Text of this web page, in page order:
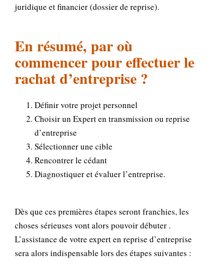
juridique et financier (dossier de reprise).
En résumé, par où
commencer pour effectuer le
rachat d’entreprise ?
Définir votre projet personnel
Choisir un Expert en transmission ou reprise
d’entreprise
Sélectionner une cible
Rencontrer le cédant
Diagnostiquer et évaluer l’entreprise.
Dès que ces premières étapes seront franchies, les
choses sérieuses vont alors pouvoir débuter .
L’assistance de votre expert en reprise d’entreprise
sera alors indispensable lors des étapes suivantes :